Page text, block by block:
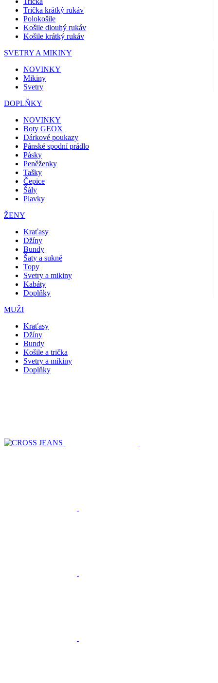
Trička krátký rukáv
Polokošile
Košile dlouhý rukáv
Košile krátký rukáv
SVETRY A MIKINY
NOVINKY
Mikiny
Svetry
DOPLŇKY
NOVINKY
Boty GEOX
Dárkové poukazy
Pánské spodní prádlo
Pásky
Peněženky
Tašky
Čepice
Šály
Plavky
ŽENY
Kraťasy
Džíny
Bundy
Šaty a sukně
Topy
Svetry a mikiny
Kabáty
Doplňky
MUŽI
Kraťasy
Džíny
Bundy
Košile a trička
Svetry a mikiny
Doplňky